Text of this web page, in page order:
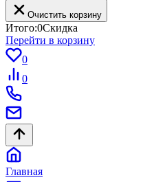
Очистить корзину
Итого:0Скидка
Перейти в корзину
0
0
Главная